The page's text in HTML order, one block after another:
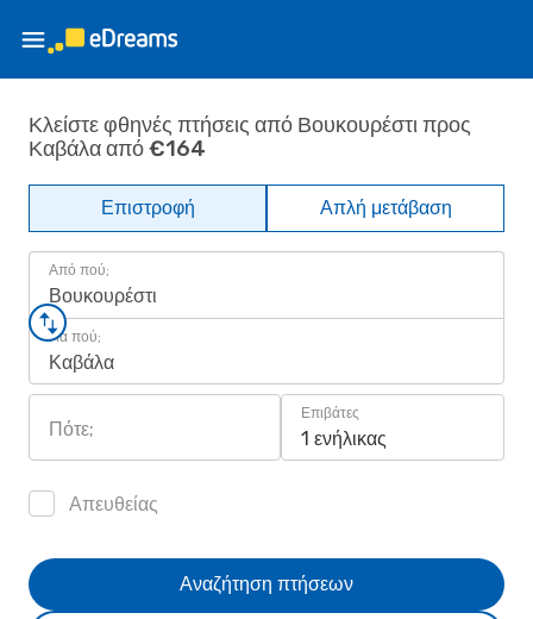
Κλείστε φθηνές πτήσεις από Βουκουρέστι προς
Καβάλα από €164
Επιστροφή Απλή μετάβαση
Από πού;
Βουκουρέστι
Για πού;
Καβάλα
Πότε;
Επιβάτες
1 ενήλικας
Απευθείας
Αναζήτηση πτήσεων